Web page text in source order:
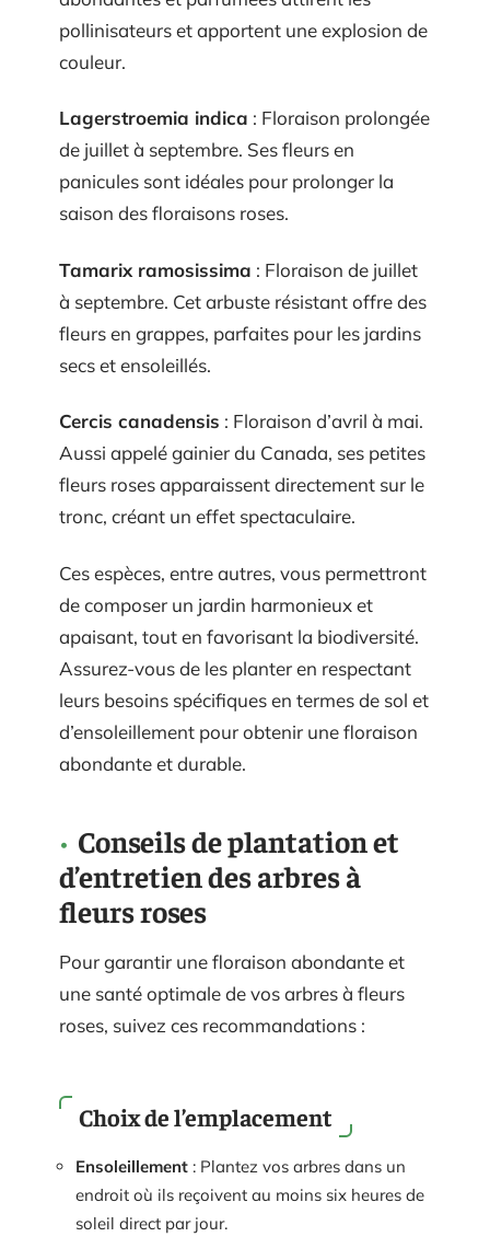
pollinisateurs et apportent une explosion de
couleur.
Lagerstroemia indica : Floraison prolongée
de juillet à septembre. Ses fleurs en
panicules sont idéales pour prolonger la
saison des floraisons roses.
Tamarix ramosissima : Floraison de juillet
à septembre. Cet arbuste résistant offre des
fleurs en grappes, parfaites pour les jardins
secs et ensoleillés.
Cercis canadensis : Floraison d’avril à mai.
Aussi appelé gainier du Canada, ses petites
fleurs roses apparaissent directement sur le
tronc, créant un effet spectaculaire.
Ces espèces, entre autres, vous permettront
de composer un jardin harmonieux et
apaisant, tout en favorisant la biodiversité.
Assurez-vous de les planter en respectant
leurs besoins spécifiques en termes de sol et
d’ensoleillement pour obtenir une floraison
abondante et durable.
Conseils de plantation et
d’entretien des arbres à
fleurs roses
Pour garantir une floraison abondante et
une santé optimale de vos arbres à fleurs
roses, suivez ces recommandations :
Choix de l’emplacement
Ensoleillement : Plantez vos arbres dans un
endroit où ils reçoivent au moins six heures de
soleil direct par jour.